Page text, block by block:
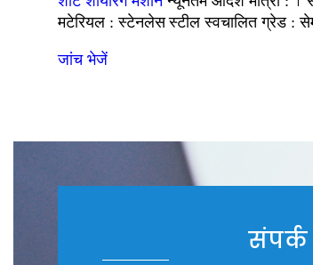
मटेरियल :स्टेनलेस स्टील स्वचालित ग्रेड :
जांच भेजें